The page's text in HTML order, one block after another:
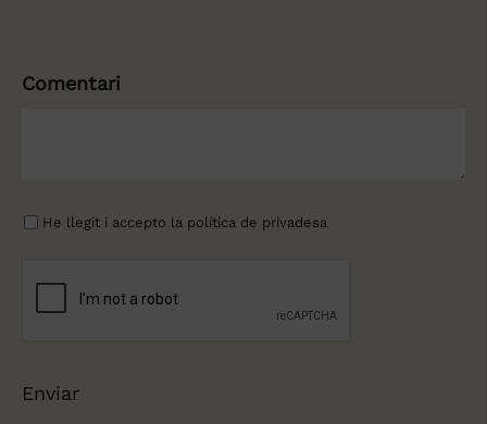
Comentari
He llegit i accepto la política de privadesa